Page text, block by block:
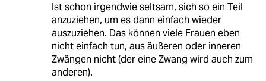
Ist schon irgendwie seltsam, sich so ein Teil
anzuziehen, um es dann einfach wieder
auszuziehen. Das können viele Frauen eben
nicht einfach tun, aus äußeren oder inneren
Zwängen nicht (der eine Zwang wird auch zum
anderen).